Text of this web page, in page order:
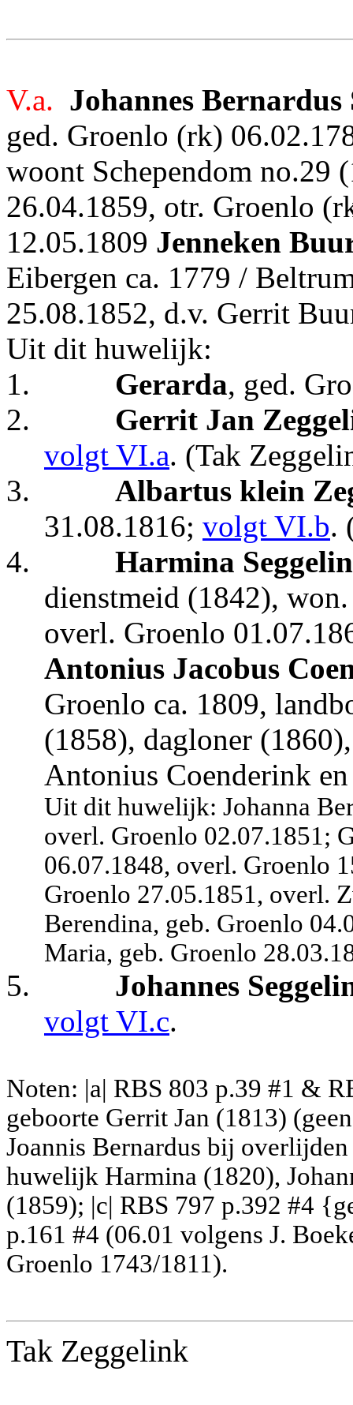
V.a. Johannes Bernardus
ged. Groenlo (rk)
woont Schependom no.29
26.04.1859, otr. Groenlo
12.05.1809 Jenneken
Eibergen ca. 1779 /
25.08.1852, d.v. Gerrit
Uit dit huwelijk:
1.
Gerarda, ged.
2.
Gerrit Jan
volgt VI.a. (Tak
3.
Albartus klein
31.08.1816; volgt VI.b.
4.
Harmina
dienstmeid (1842),
overl. Groenlo
Antonius Jacobus
Groenlo ca. 1809,
(1858), dagloner
Antonius Coenderink
Uit dit huwelijk: Johanna
overl. Groenlo 02.07.1851;
06.07.1848, overl. Groenlo
Groenlo 27.05.1851, overl.
Berendina, geb. Groenlo
Maria, geb. Groenlo
5.
Johannes
volgt VI.c.
Noten: |a| RBS 803 p.39 #1 &
geboorte Gerrit Jan (1813)
Joannis Bernardus bij
huwelijk Harmina (1820),
(1859); |c| RBS 797 p.392 #4
p.161 #4 (06.01 volgens J.
Groenlo 1743/1811).
Tak Zeggelink